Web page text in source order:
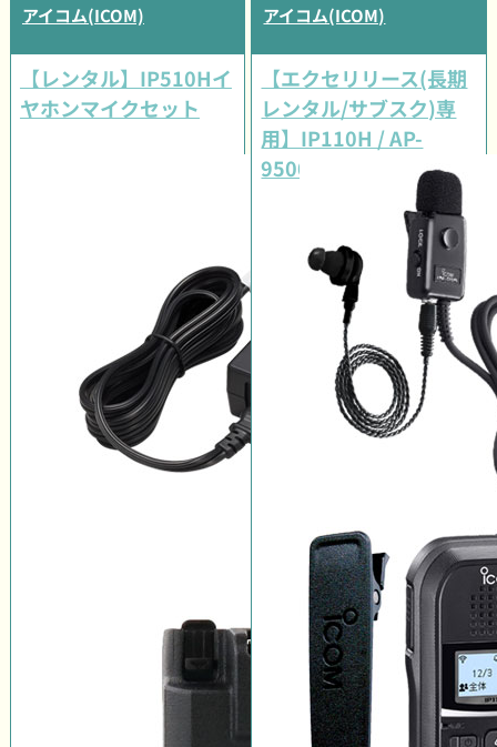
アイコム(ICOM)
【レンタル】IP510Hイ
ヤホンマイクセット
アイコム(ICOM)
【エクセリリース(長期
レンタル/サブスク)専
用】IP110H / AP-
9500#11